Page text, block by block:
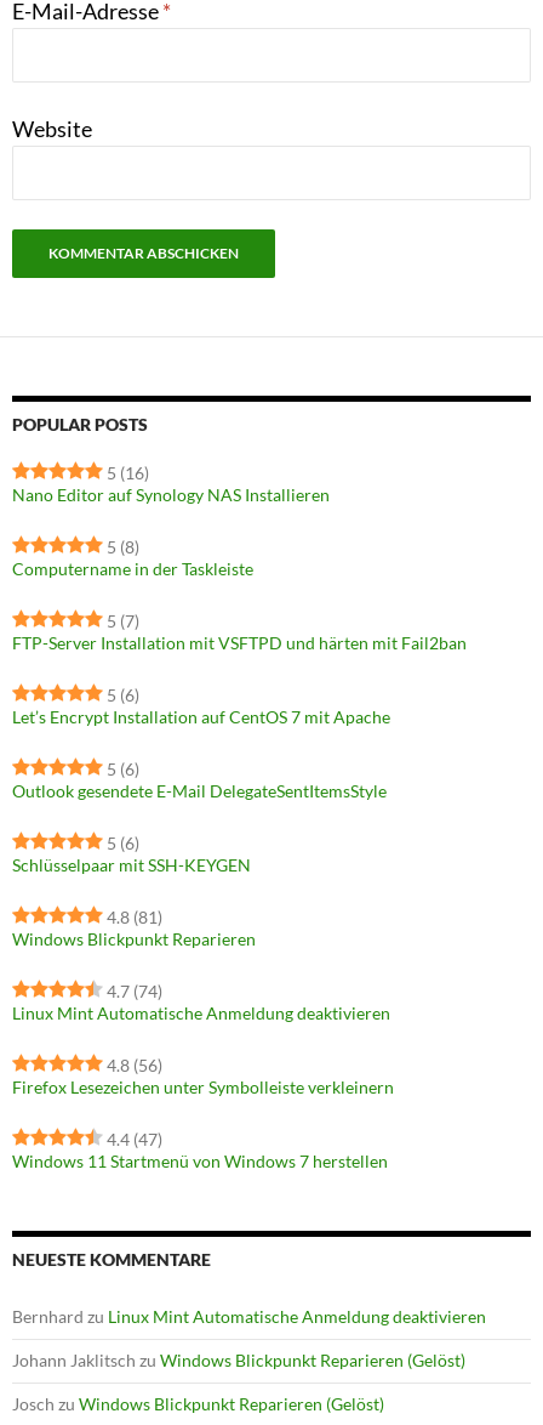
E-Mail-Adresse*
Website
POPULAR POSTS
5 (16)
Nano Editor auf Synology NAS Installieren
5 (8)
Computername in der Taskleiste
5 (7)
FTP-Server Installation mit VSFTPD und härten mit Fail2ban
5 (6)
Let’s Encrypt Installation auf CentOS 7 mit Apache
5 (6)
Outlook gesendete E-Mail DelegateSentItemsStyle
5 (6)
Schlüsselpaar mit SSH-KEYGEN
4.8 (81)
Windows Blickpunkt Reparieren
4.7 (74)
Linux Mint Automatische Anmeldung deaktivieren
4.8 (56)
Firefox Lesezeichen unter Symbolleiste verkleinern
4.4 (47)
Windows 11 Startmenü von Windows 7 herstellen
NEUESTE KOMMENTARE
Bernhard zu Linux Mint Automatische Anmeldung deaktivieren
Johann Jaklitsch zu Windows Blickpunkt Reparieren (Gelöst)
Josch zu Windows Blickpunkt Reparieren (Gelöst)